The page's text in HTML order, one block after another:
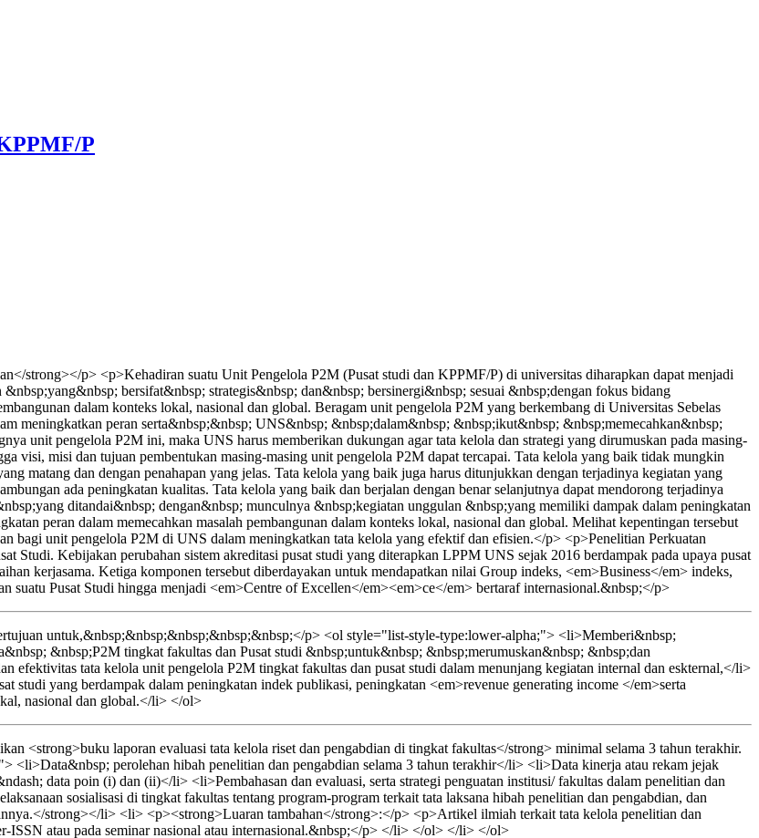
P
strong></p> <p>Kehadiran suatu Unit Pengelola P2M (Pusat studi dan KPPMF/P) di universitas diharapkan dapat menjadi
bersifat&nbsp; strategis&nbsp; dan&nbsp; bersinergi&nbsp; sesuai &nbsp;dengan fokus bidang
dalam konteks lokal, nasional dan global. Beragam unit pengelola P2M yang berkembang di Universitas Sebelas
meningkatkan peran serta&nbsp;&nbsp; UNS&nbsp; &nbsp;dalam&nbsp; &nbsp;ikut&nbsp; &nbsp;memecahkan&nbsp;
unit pengelola P2M ini, maka UNS harus memberikan dukungan agar tata kelola dan strategi yang dirumuskan pada masing-
visi, misi dan tujuan pembentukan masing-masing unit pengelola P2M dapat tercapai. Tata kelola yang baik tidak mungkin
matang dan dengan penahapan yang jelas. Tata kelola yang baik juga harus ditunjukkan dengan terjadinya kegiatan yang
ada peningkatan kualitas. Tata kelola yang baik dan berjalan dengan benar selanjutnya dapat mendorong terjadinya
ditandai&nbsp; dengan&nbsp; munculnya &nbsp;kegiatan unggulan &nbsp;yang memiliki dampak dalam peningkatan
peran dalam memecahkan masalah pembangunan dalam konteks lokal, nasional dan global. Melihat kepentingan tersebut
bagi unit pengelola P2M di UNS dalam meningkatkan tata kelola yang efektif dan efisien.</p> <p>Penelitian Perkuatan
Studi. Kebijakan perubahan sistem akreditasi pusat studi yang diterapkan LPPM UNS sejak 2016 berdampak pada upaya pusat
kerjasama. Ketiga komponen tersebut diberdayakan untuk mendapatkan nilai Group indeks, <em>Business</em> indeks,
suatu Pusat Studi hingga menjadi <em>Centre of Excellen</em><em>ce</em> bertaraf internasional.&nbsp;</p>
untuk,&nbsp;&nbsp;&nbsp;&nbsp;&nbsp;</p> <ol style="list-style-type:lower-alpha;"> <li>Memberi&nbsp;
&nbsp;P2M tingkat fakultas dan Pusat studi &nbsp;untuk&nbsp; &nbsp;merumuskan&nbsp; &nbsp;dan
efektivitas tata kelola unit pengelola P2M tingkat fakultas dan pusat studi dalam menunjang kegiatan internal dan eskternal,</li>
yang berdampak dalam peningkatan indek publikasi, peningkatan <em>revenue generating income </em>serta
nasional dan global.</li> </ol>
<strong>buku laporan evaluasi tata kelola riset dan pengabdian di tingkat fakultas</strong> minimal selama 3 tahun terakhir.
perolehan hibah penelitian dan pengabdian selama 3 tahun terakhir</li> <li>Data kinerja atau rekam jejak
data poin (i) dan (ii)</li> <li>Pembahasan dan evaluasi, serta strategi penguatan institusi/ fakultas dalam penelitian dan
sosialisasi di tingkat fakultas tentang program-program terkait tata laksana hibah penelitian dan pengabdian, dan
strong></li> <li> <p><strong>Luaran tambahan</strong>:</p> <p>Artikel ilmiah terkait tata kelola penelitian dan
ISSN atau pada seminar nasional atau internasional.&nbsp;</p> </li> </ol> </li> </ol>